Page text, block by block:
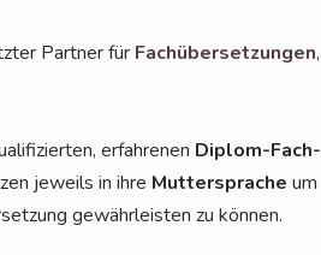
Part­ner für Fach­über­set­zun­gen,
erfah­re­nen Diplom-Fach­
jeweils in ihre Mut­ter­spra­che um
gewähr­leis­ten zu können.